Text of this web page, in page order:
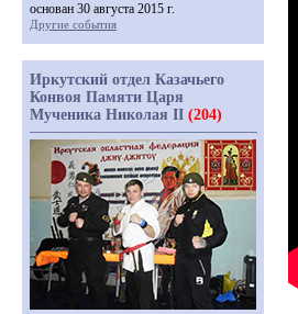
основан 30 августа 2015 г.
Другие события
Иркутский отдел Казачьего
Конвоя Памяти Царя
Мученика Николая II (204)